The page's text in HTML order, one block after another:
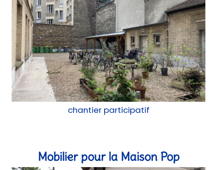
chantier participatif
Mobilier pour la Maison Pop